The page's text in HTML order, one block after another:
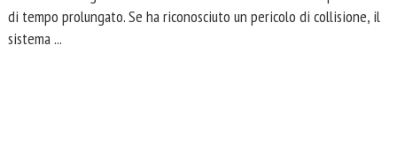
di tempo prolungato. Se ha riconosciuto un pericolo di collisione, il
sistema ...